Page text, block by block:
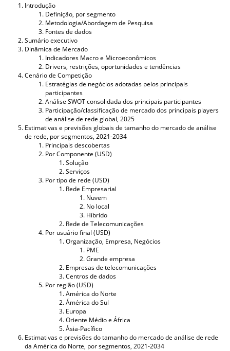
Introdução
Definição, por segmento
Metodologia/Abordagem de Pesquisa
Fontes de dados
Sumário executivo
Dinâmica de Mercado
Indicadores Macro e Microeconômicos
Drivers, restrições, oportunidades e tendências
Cenário de Competição
Estratégias de negócios adotadas pelos principais
participantes
Análise SWOT consolidada dos principais participantes
Participação/classificação de mercado dos principais players
de análise de rede global, 2025
Estimativas e previsões globais de tamanho do mercado de análise
de rede, por segmentos, 2021-2034
Principais descobertas
Por Componente (USD)
Solução
Serviços
Por tipo de rede (USD)
Rede Empresarial
Nuvem
No local
Híbrido
Rede de Telecomunicações
Por usuário final (USD)
Organização, Empresa, Negócios
PME
Grande empresa
Empresas de telecomunicações
Centros de dados
Por região (USD)
América do Norte
Ámérica do Sul
Europa
Oriente Médio e África
Ásia-Pacífico
Estimativas e previsões do tamanho do mercado de análise de rede
da América do Norte, por segmentos, 2021-2034